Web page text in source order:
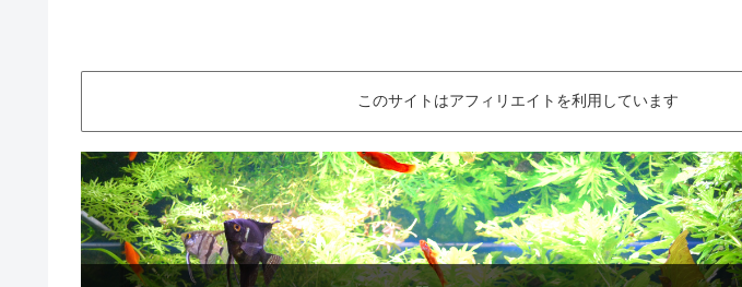
このサイトはアフィリエイトを利用しています